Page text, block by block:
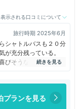
表示される口コミについて
旅行時期 2025年6月
シャトルバスも２０分
充分残っている。
そうな日本的な良い
り、バスルームの使い
プランを見る